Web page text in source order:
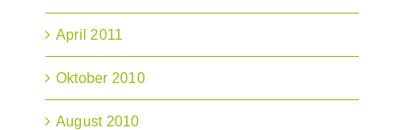
April 2011
Oktober 2010
August 2010